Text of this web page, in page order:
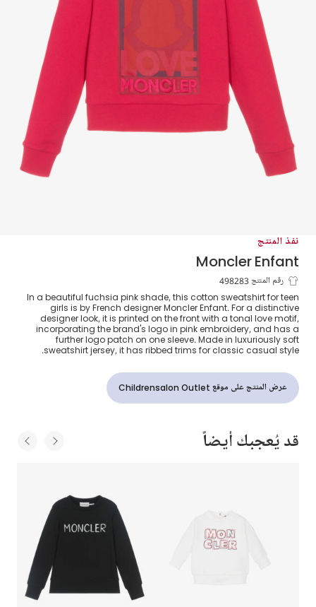
نفذ المنتج
Moncler Enfant
سويتشيرت تينز بناتي قطن لون زهري فيوشيا
رقم المنتج 498283
In a beautiful fuchsia pink shade, this cotton sweatshirt for teen
girls is by French designer Moncler Enfant. For a distinctive
designer look, it is printed on the front with a tonal love motif,
incorporating the brand's logo in pink embroidery, and has a
further logo patch on one sleeve. Made in luxuriously soft
sweatshirt jersey, it has ribbed trims for classic casual style.
عرض المنتج على موقع Childrensalon Outlet
قد يُعجبك أيضاً